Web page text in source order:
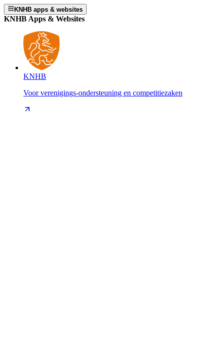
KNHB apps & websites
KNHB Apps & Websites
KNHB
Voor verenigings-ondersteuning en competitiezaken